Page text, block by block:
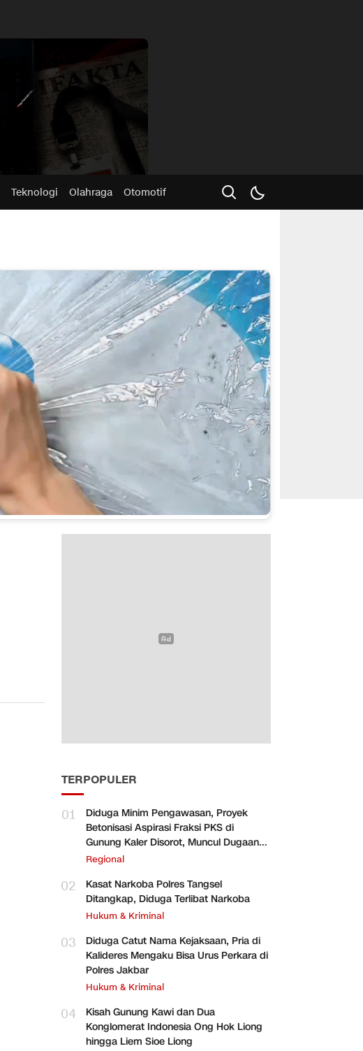
Teknologi Olahraga Otomotif
TERPOPULER
01
Diduga Minim Pengawasan, Proyek
Betonisasi Aspirasi Fraksi PKS di
Gunung Kaler Disorot, Muncul Dugaan
Pengurangan Volume
Regional
02
Kasat Narkoba Polres Tangsel
Ditangkap, Diduga Terlibat Narkoba
Hukum & Kriminal
03
Diduga Catut Nama Kejaksaan, Pria di
Kalideres Mengaku Bisa Urus Perkara di
Polres Jakbar
Hukum & Kriminal
04
Kisah Gunung Kawi dan Dua
Konglomerat Indonesia Ong Hok Liong
hingga Liem Sioe Liong